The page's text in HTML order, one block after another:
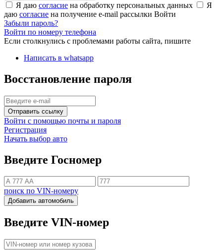
Я даю согласие на обработку персональных данных
Я
даю согласие на получение e-mail рассылки Войти
Забыли пароль?
Войти по номеру телефона
Если столкнулись с проблемами работы сайта, пишите
Написать в whatsapp
Восстановление пароля
Отправить ссылку
Войти с помощью почты и пароля
Регистрация
Начать выбор авто
Введите Госномер
поиск по VIN-номеру
Добавить автомобиль
Введите VIN-номер